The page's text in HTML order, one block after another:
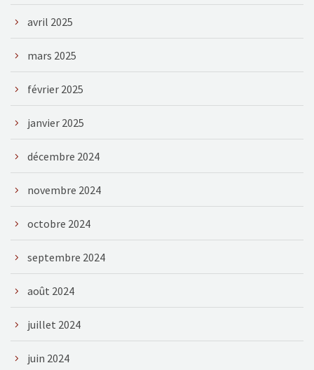
avril 2025
mars 2025
février 2025
janvier 2025
décembre 2024
novembre 2024
octobre 2024
septembre 2024
août 2024
juillet 2024
juin 2024